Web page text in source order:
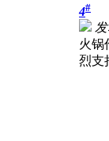
4#
火锅
烈支